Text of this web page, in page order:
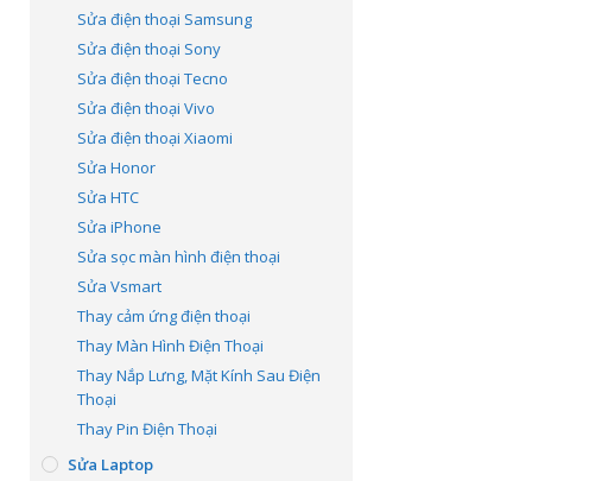
Sửa điện thoại Samsung
Sửa điện thoại Sony
Sửa điện thoại Tecno
Sửa điện thoại Vivo
Sửa điện thoại Xiaomi
Sửa Honor
Sửa HTC
Sửa iPhone
Sửa sọc màn hình điện thoại
Sửa Vsmart
Thay cảm ứng điện thoại
Thay Màn Hình Điện Thoại
Thay Nắp Lưng, Mặt Kính Sau Điện
Thoại
Thay Pin Điện Thoại
Sửa Laptop